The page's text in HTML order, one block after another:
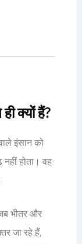
क्यों हैं?
इंसान को
होता। वह
भीतर और
जा रहे हैं,